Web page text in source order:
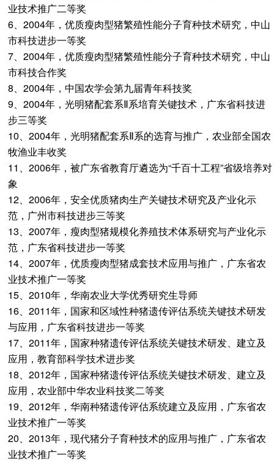
业技术推广二等奖
6、2004年，优质瘦肉型猪繁殖性能分子育种技术研究，中山
市科技进步一等奖
7、2004年，优质瘦肉型猪繁殖性能分子育种技术研究，中山
市科技合作奖
8、2004年，中国农学会第九届青年科技奖
9、2004年，光明猪配套系Ⅱ系培育关键技术，广东省科技进
步三等奖
10、2004年，光明猪配套系Ⅱ系的选育与推广，农业部全国农
牧渔业丰收奖
11、2006年，被广东省教育厅遴选为“千百十工程”省级培养对
象
12、2006年，安全优质猪肉生产关键技术研究及产业化示
范，广州市科技进步三等奖
13、2007年，瘦肉型猪规模化养殖技术体系研究与产业化示
范，广东省科技进步一等奖
14、2007年，优质瘦肉型猪成套技术应用与推广，广东省农
业技术推广一等奖
15、2010年，华南农业大学优秀研究生导师
16、2011年，国家和区域性种猪遗传评估系统关键技术研发
与应用，广东省科技进步一等奖
17、2011年，国家种猪遗传评估系统关键技术研发、建立及
应用，教育部科学技术进步奖
18、2012年，国家种猪遗传评估系统关键技术研发、建立及
应用，农业部中华农业科技奖二等奖
19、2012年，华南种猪遗传评估系统建立及应用，广东省农
业技术推广一等奖
20、2013年，现代猪分子育种技术的应用与推广，广东省农
业技术推广一等奖